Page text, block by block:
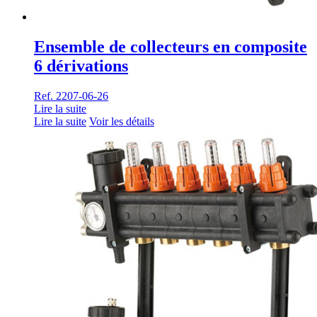
Ensemble de collecteurs en composite
6 dérivations
Ref. 2207-06-26
Lire la suite
Lire la suite Voir les détails